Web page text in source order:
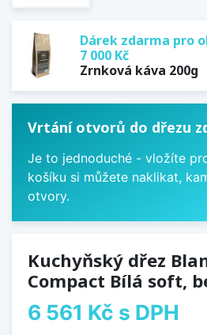
Dárek zdarma pro
7 000 Kč
Zrnková káva 200g
Vrtání otvorů do dřezu
Je to jednoduché - vložíte
košíku si můžete naklikat,
otvory.
Kuchyňský dřez
Compact Bílá soft,
6 561 Kč s DPH